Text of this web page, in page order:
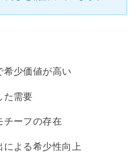
希少価値が高い
た需要
チーフの存在
よる希少性向上